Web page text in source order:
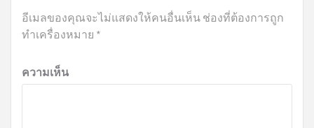
อีเมลของคุณจะไม่แสดงให้คนอื่นเห็น ช่องที่ต้องการถูก
ทำเครื่องหมาย *
ความเห็น